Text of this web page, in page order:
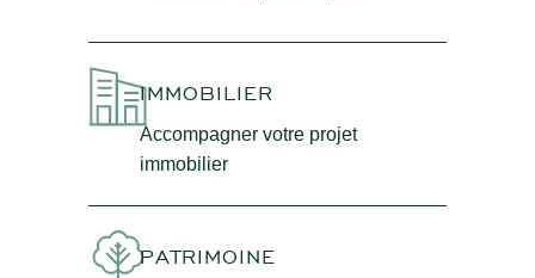
IMMOBILIER
Accompagner votre projet
immobilier
PATRIMOINE